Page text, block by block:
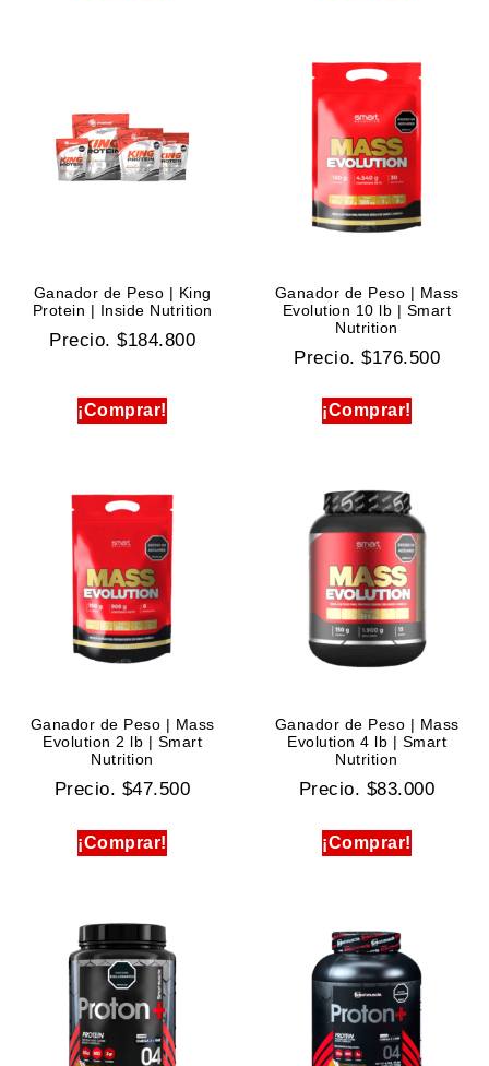
Ganador de Peso | King
Protein | Inside Nutrition
Precio. $184.800
¡Comprar!
Ganador de Peso | Mass
Evolution 10 lb | Smart
Nutrition
Precio. $176.500
¡Comprar!
Ganador de Peso | Mass
Evolution 2 lb | Smart
Nutrition
Precio. $47.500
¡Comprar!
Ganador de Peso | Mass
Evolution 4 lb | Smart
Nutrition
Precio. $83.000
¡Comprar!